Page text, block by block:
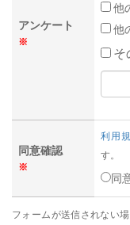
アンケート
※
他
他
そ
同意確認
※
利用
す。
同
フォームが送信されない